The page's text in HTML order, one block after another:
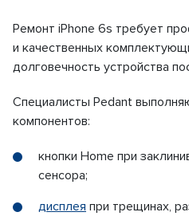
Ремонт iPhone 6s требует
и качественных
долговечность устройства
Специалисты Pedant
компонентов:
кнопки Home при
сенсора;
дисплея при трещинах,